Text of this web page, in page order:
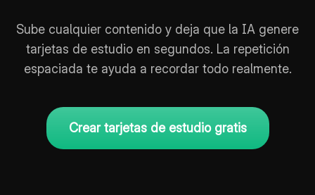
Sube cualquier contenido y deja que la IA genere
tarjetas de estudio en segundos. La repetición
espaciada te ayuda a recordar todo realmente.
Crear tarjetas de estudio gratis